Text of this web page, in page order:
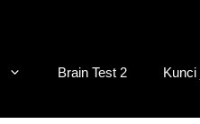
Brain Test 2 Kunci